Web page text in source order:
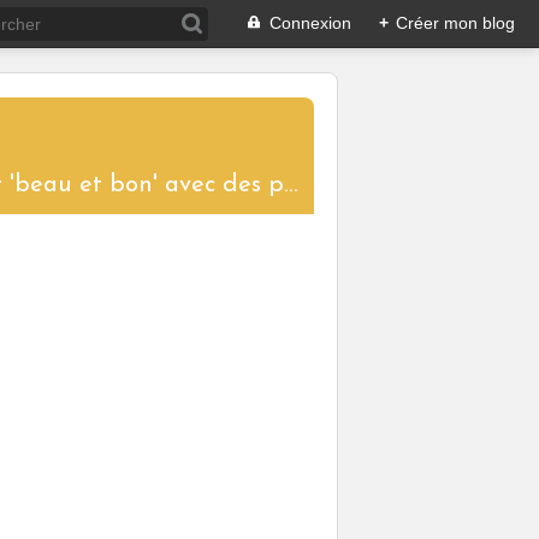
Connexion + Créer mon blog
....un blog aux saveurs d'ici et d'ailleurs pour partager le plaisir de cuisiner 'beau et bon' avec des produits de saison. Toutes les recettes proposées sont réalisées et photographiées pour vous donner l'envie de les tester à votre tour et ainsi garder vivantes les traditions culinaires.